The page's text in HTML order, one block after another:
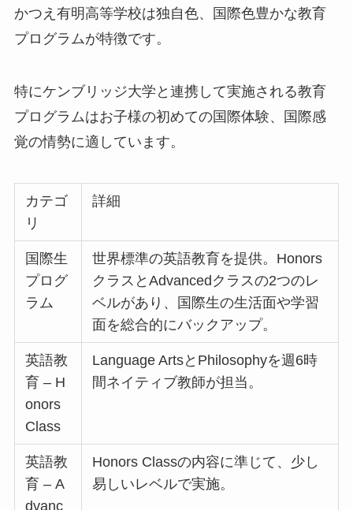
かつえ有明高等学校は独自色、国際色豊かな教育
プログラムが特徴です。
特にケンブリッジ大学と連携して実施される教育
プログラムはお子様の初めての国際体験、国際感
覚の情勢に適しています。
カテゴ
リ
詳細
国際生
プログ
ラム
世界標準の英語教育を提供。Honors
クラスとAdvancedクラスの2つのレ
ベルがあり、国際生の生活面や学習
面を総合的にバックアップ。
英語教
育 – H
onors
Class
Language ArtsとPhilosophyを週6時
間ネイティブ教師が担当。
英語教
育 – A
dvanc
Honors Classの内容に準じて、少し
易しいレベルで実施。